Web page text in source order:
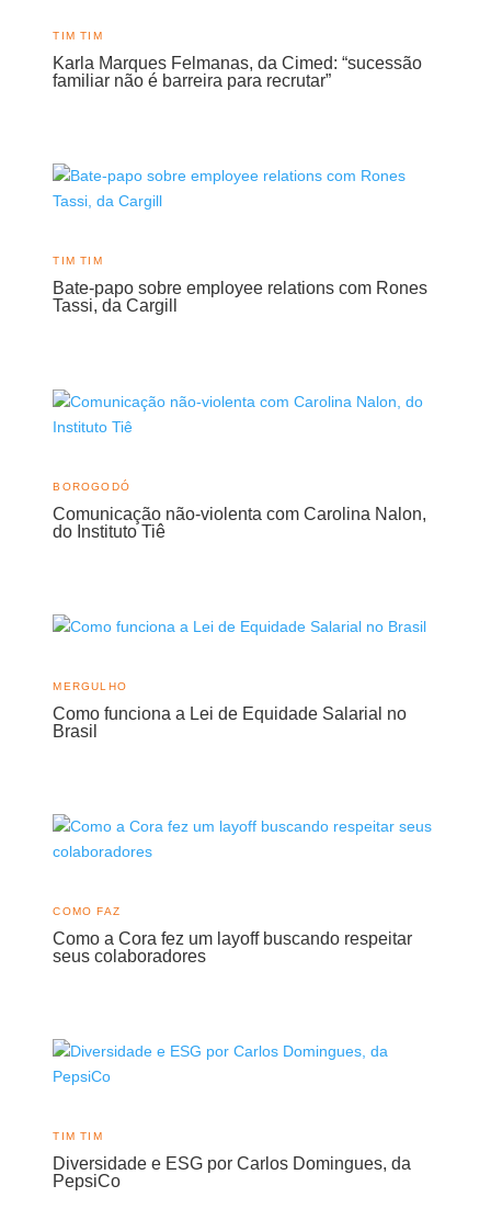
Karla Marques Felmanas, da Cimed: “sucessão
familiar não é barreira para recrutar”
TIM TIM
Bate-papo sobre employee relations com Rones
Tassi, da Cargill
TIM TIM
Comunicação não-violenta com Carolina Nalon,
do Instituto Tiê
BOROGODÓ
Como funciona a Lei de Equidade Salarial no
Brasil
MERGULHO
Como a Cora fez um layoff buscando respeitar
seus colaboradores
COMO FAZ
Diversidade e ESG por Carlos Domingues, da
PepsiCo
TIM TIM